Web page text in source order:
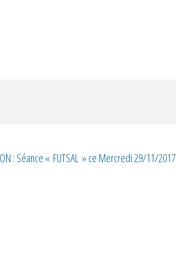
: Séance « FUTSAL » ce Mercredi 29/11/2017